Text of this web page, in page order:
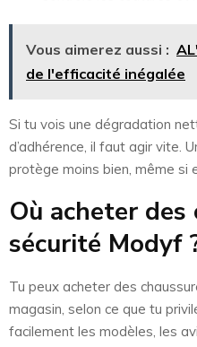
Vous aimerez aussi :
de l'efficacité inégalée
Si tu vois une dégradation
d’adhérence, il faut agir vite.
protège moins bien, même si
Où acheter des
sécurité Modyf
Tu peux acheter des
magasin, selon ce que tu
facilement les modèles, les